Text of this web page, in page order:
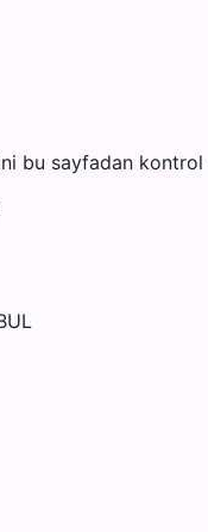
bu sayfadan kontrol